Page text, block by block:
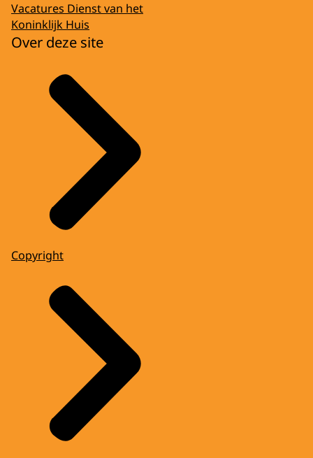
Vacatures Dienst van het
Koninklijk Huis
Over deze site
Copyright